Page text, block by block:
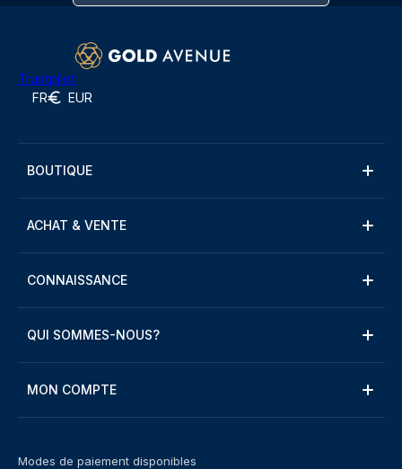
Trustpilot
FR EUR
BOUTIQUE
ACHAT & VENTE
CONNAISSANCE
QUI SOMMES-NOUS?
MON COMPTE
Modes de paiement disponibles